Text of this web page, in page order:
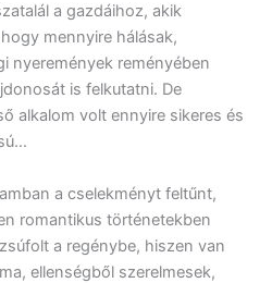
a gazdáihoz, akik
mennyire hálásak,
nyeremények reményében
is felkutatni. De
alkalom volt ennyire sikeres és
a cselekményt feltűnt,
romantikus történetekben
a regénybe, hiszen van
ellenségből szerelmesek,